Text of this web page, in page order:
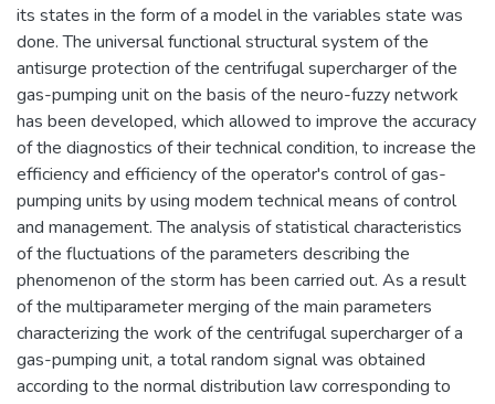
its states in the form of a model in the variables state was
done. The universal functional structural system of the
antisurge protection of the centrifugal supercharger of the
gas-pumping unit on the basis of the neuro-fuzzy network
has been developed, which allowed to improve the accuracy
of the diagnostics of their technical condition, to increase the
efficiency and efficiency of the operator's control of gas-
pumping units by using modem technical means of control
and management. The analysis of statistical characteristics
of the fluctuations of the parameters describing the
phenomenon of the storm has been carried out. As a result
of the multiparameter merging of the main parameters
characterizing the work of the centrifugal supercharger of a
gas-pumping unit, a total random signal was obtained
according to the normal distribution law corresponding to